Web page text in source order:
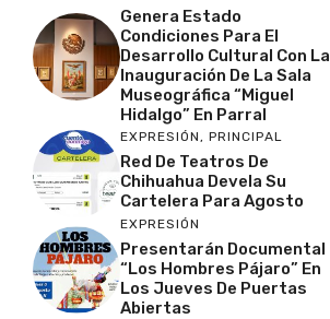
Genera Estado
Condiciones Para El
Desarrollo Cultural Con La
Inauguración De La Sala
Museográfica “Miguel
Hidalgo” En Parral
EXPRESIÓN, PRINCIPAL
Red De Teatros De
Chihuahua Devela Su
Cartelera Para Agosto
EXPRESIÓN
Presentarán Documental
“Los Hombres Pájaro” En
Los Jueves De Puertas
Abiertas